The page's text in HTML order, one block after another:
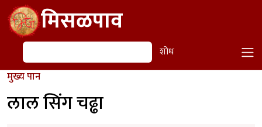
Skip to main contentमिसळपाव
शोध शोध
मुख्य पान
लाल सिंग चढ्ढा